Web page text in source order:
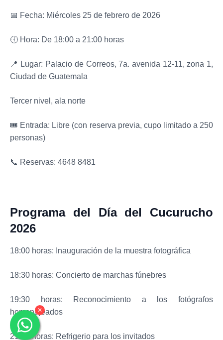
✕
📅 Fecha: Miércoles 25 de febrero de 2026
🕕 Hora: De 18:00 a 21:00 horas
📍 Lugar: Palacio de Correos, 7a. avenida 12-11, zona 1,
Ciudad de Guatemala
Tercer nivel, ala norte
🎟 Entrada: Libre (con reserva previa, cupo limitado a 250
personas)
📞 Reservas: 4648 8481
Programa del Día del Cucurucho
2026
18:00 horas: Inauguración de la muestra fotográfica
18:30 horas: Concierto de marchas fúnebres
19:30 horas: Reconocimiento a los fotógrafos
homenajeados
21:00 horas: Refrigerio para los invitados